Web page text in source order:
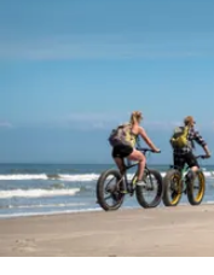
h
e
i